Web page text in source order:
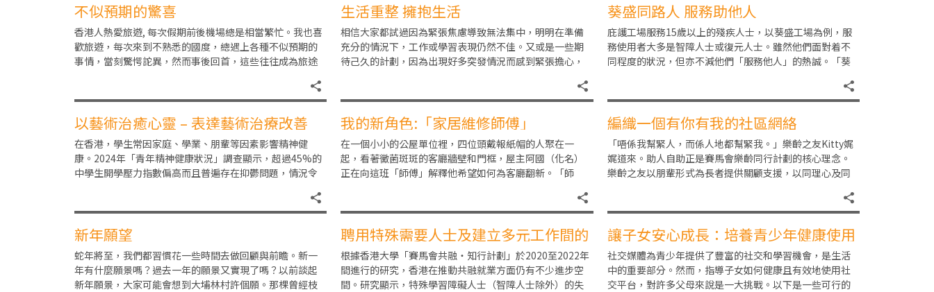
不似預期的驚喜
香港人熱愛旅遊, 每次假期前後機場總是相當繁忙。我也喜
歡旅遊，每次來到不熟悉的國度，總遇上各種不似預期的
事情，當刻驚愕詑異，然而事後回首，這些往往成為旅途
生活重整 擁抱生活
相信大家都試過因為緊張焦慮導致無法集中，明明在準備
充分的情況下，工作或學習表現仍然不佳。又或是一些期
待己久的計劃，因為出現好多突發情況而感到緊張擔心，
葵盛同路人 服務助他人
庇護工場服務15歲以上的殘疾人士，以葵盛工場為例，服
務使用者大多是智障人士或復元人士。雖然他們面對着不
同程度的狀況，但亦不減他們「服務他人」的熱誠。「葵
以藝術治癒心靈 – 表達藝術治療改善
SEN青少年精神健康
在香港，學生常因家庭、學業、朋輩等因素影響精神健
康。2024年「青年精神健康狀況」調查顯示，超過45%的
中學生開學壓力指數偏高而且普遍存在抑鬱問題，情況令
我的新角色:「家居維修師傅」
在一個小小的公屋單位裡，四位頭戴報紙帽的人聚在一
起，看著黴菌斑斑的客廳牆壁和門框，屋主阿國（化名）
正在向這班「師傅」解釋他希望如何為客廳翻新。「師
編織一個有你有我的社區網絡
「唔係我幫緊人，而係人地都幫緊我。」樂齡之友Kitty娓
娓道來。助人自助正是賽馬會樂齡同行計劃的核心理念。
樂齡之友以朋輩形式為長者提供關顧支援，以同理心及同
新年願望
蛇年將至，我們都習慣花一些時間去做回顧與前瞻。新一
年有什麼願景嗎？過去一年的願景又實現了嗎？以前談起
新年願景，大家可能會想到大埔林村許個願。那棵曾經枝
聘用特殊需要人士及建立多元工作間的
要訣
根據香港大學「賽馬會共融・知行計劃」於2020至2022年
間進行的研究，香港在推動共融就業方面仍有不少進步空
間。研究顯示，特殊學習障礙人士（智障人士除外）的失
讓子女安心成長：培養青少年健康使用
社交媒體的策略
社交媒體為青少年提供了豐富的社交和學習機會，是生活
中的重要部分。然而，指導子女如何健康且有效地使用社
交平台，對許多父母來說是一大挑戰。以下是一些可行的